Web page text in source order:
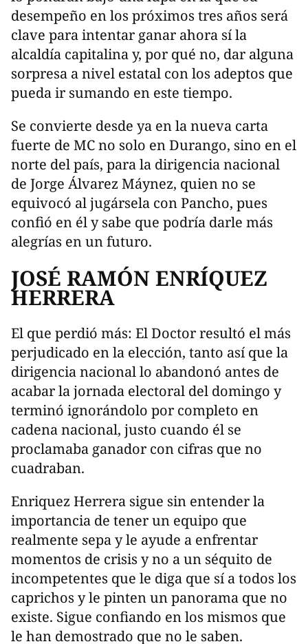
desempeño en los próximos tres años será
clave para intentar ganar ahora sí la
alcaldía capitalina y, por qué no, dar alguna
sorpresa a nivel estatal con los adeptos que
pueda ir sumando en este tiempo.
Se convierte desde ya en la nueva carta
fuerte de MC no solo en Durango, sino en el
norte del país, para la dirigencia nacional
de Jorge Álvarez Máynez, quien no se
equivocó al jugársela con Pancho, pues
confió en él y sabe que podría darle más
alegrías en un futuro.
JOSÉ RAMÓN ENRÍQUEZ
HERRERA
El que perdió más: El Doctor resultó el más
perjudicado en la elección, tanto así que la
dirigencia nacional lo abandonó antes de
acabar la jornada electoral del domingo y
terminó ignorándolo por completo en
cadena nacional, justo cuando él se
proclamaba ganador con cifras que no
cuadraban.
Enriquez Herrera sigue sin entender la
importancia de tener un equipo que
realmente sepa y le ayude a enfrentar
momentos de crisis y no a un séquito de
incompetentes que le diga que sí a todos los
caprichos y le pinten un panorama que no
existe. Sigue confiando en los mismos que
le han demostrado que no le saben.